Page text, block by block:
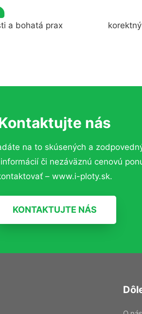
a bohatá prax
nás
na to skúsených a
či nezáväznú cenovú
– www.i-ploty.sk.
KONTAKTUJTE NÁS